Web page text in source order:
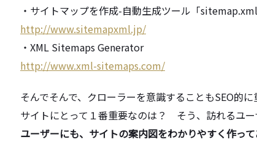
・サイトマップを作成-自動生成ツール「
http://www.sitemapxml.jp/
・XML Sitemaps Generator
http://www.xml-sitemaps.com/
そんでそんで、 クローラーを意識することもSEO的に
サイトにとって１番重要なのは？ そう、訪れるユー
ユーザーにも、 サイトの案内図をわかりやすく作っ